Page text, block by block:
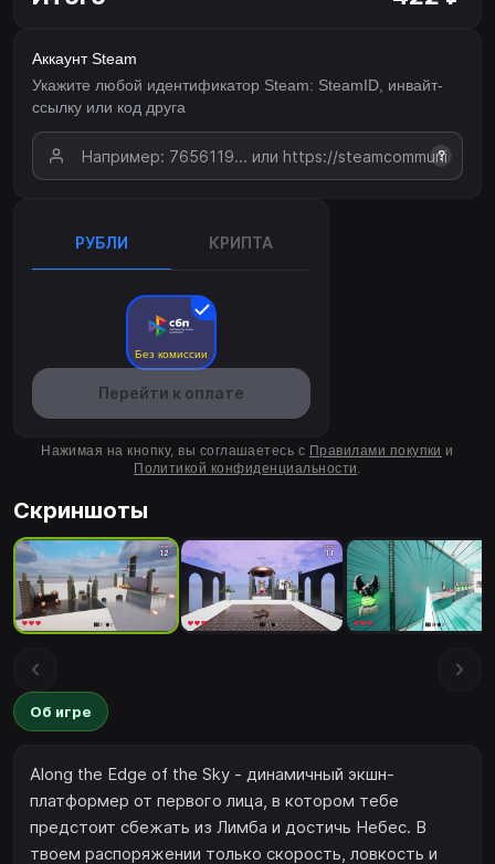
Аккаунт Steam
Укажите любой идентификатор Steam: SteamID, инвайт-
ссылку или код друга
?
РУБЛИ КРИПТА
Без комиссии
Перейти к оплате
Нажимая на кнопку, вы соглашаетесь с Правилами покупки и
Политикой конфиденциальности.
Скриншоты
Об игре
Along the Edge of the Sky - динамичный экшн-
платформер от первого лица, в котором тебе
предстоит сбежать из Лимба и достичь Небес. В
твоем распоряжении только скорость, ловкость и